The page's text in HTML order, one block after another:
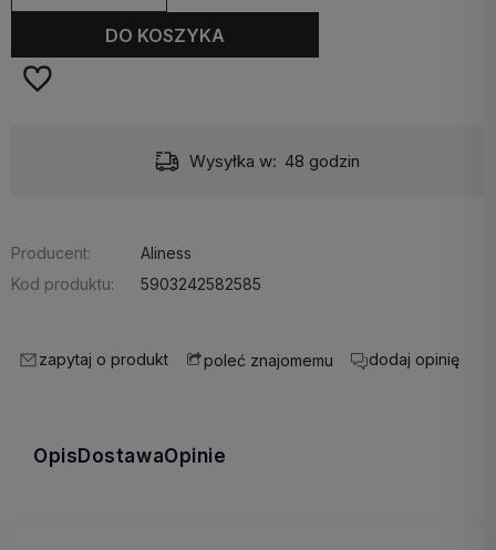
DO KOSZYKA
Wysyłka w: 48 godzin
Producent:
Aliness
Kod produktu:
5903242582585
zapytaj o produkt poleć znajomemu dodaj opinię
Opis DostawaOpinie